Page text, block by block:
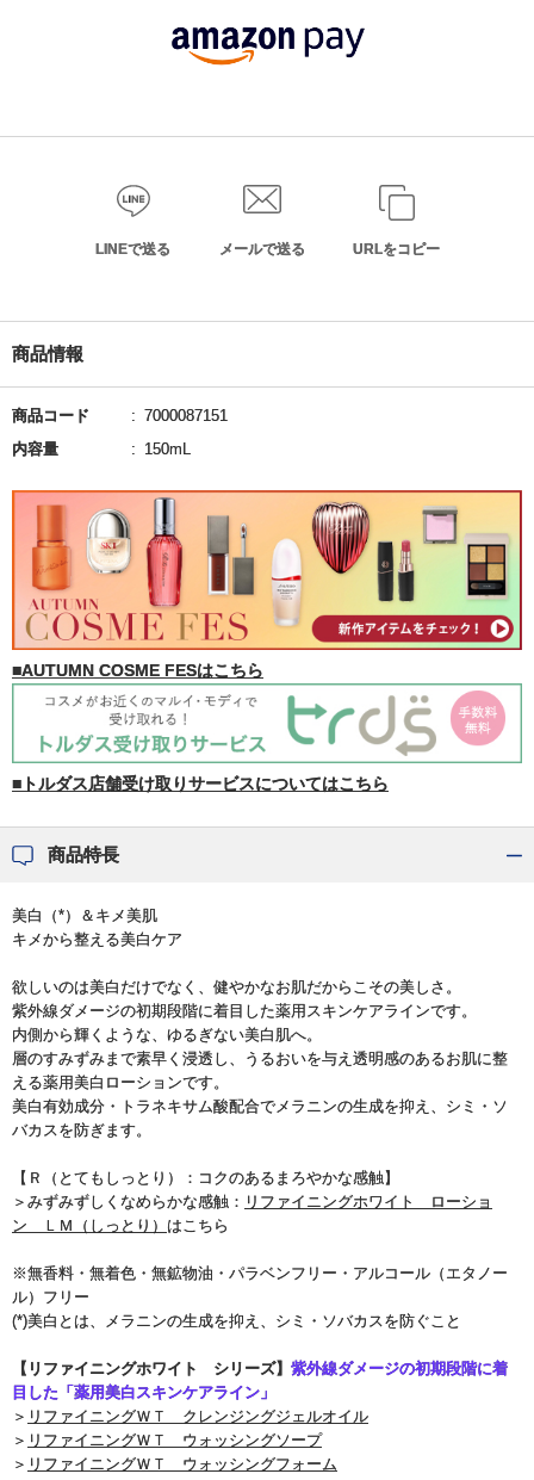
LINEで送る メールで送る URLをコピー
商品情報
商品コード
7000087151
内容量
150mL
■AUTUMN COSME FESはこちら
■トルダス店舗受け取りサービスについてはこちら
商品特長
美白（*）＆キメ美肌
キメから整える美白ケア
欲しいのは美白だけでなく、健やかなお肌だからこその美しさ。
紫外線ダメージの初期段階に着目した薬用スキンケアラインです。
内側から輝くような、ゆるぎない美白肌へ。
層のすみずみまで素早く浸透し、うるおいを与え透明感のあるお肌に整
える薬用美白ローションです。
美白有効成分・トラネキサム酸配合でメラニンの生成を抑え、シミ・ソ
バカスを防ぎます。
【Ｒ（とてもしっとり）：コクのあるまろやかな感触】
＞みずみずしくなめらかな感触： リファイニングホワイト ローショ
ン ＬＭ（しっとり） はこちら
※無香料・無着色・無鉱物油・パラベンフリー・アルコール（エタノー
ル）フリー
(*)美白とは、メラニンの生成を抑え、シミ・ソバカスを防ぐこと
【リファイニングホワイト シリーズ】 紫外線ダメージの初期段階に着
目した「薬用美白スキンケアライン」
＞ リファイニングＷＴ クレンジングジェルオイル
＞ リファイニングＷＴ ウォッシングソープ
＞ リファイニングＷＴ ウォッシングフォーム